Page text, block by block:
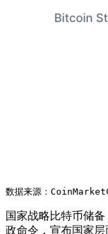
数据来源：
国家战略比特币储
政命令，宣布国家层